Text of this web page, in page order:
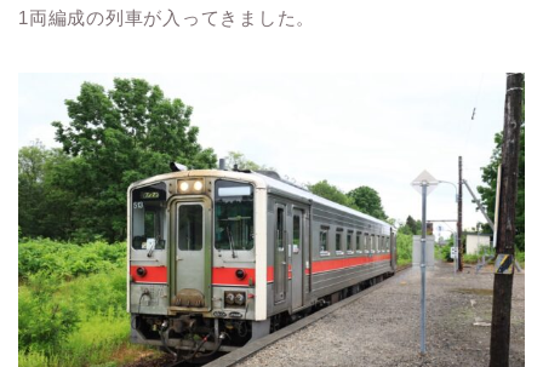
1両編成の列車が入ってきました。